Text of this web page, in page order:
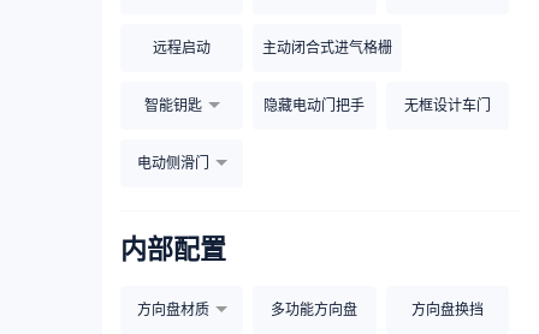
远程启动 主动闭合式进气格栅
智能钥匙 隐藏电动门把手 无框设计车门
电动侧滑门
内部配置
方向盘材质 多功能方向盘 方向盘换挡